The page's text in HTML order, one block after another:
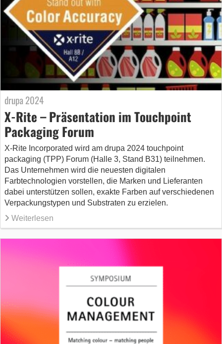
drupa 2024
X-Rite – Präsentation im Touchpoint
Packaging Forum
X-Rite Incorporated wird am drupa 2024 touchpoint
packaging (TPP) Forum (Halle 3, Stand B31) teilnehmen.
Das Unternehmen wird die neuesten digitalen
Farbtechnologien vorstellen, die Marken und Lieferanten
dabei unterstützen sollen, exakte Farben auf verschiedenen
Verpackungstypen und Substraten zu erzielen.
Weiterlesen